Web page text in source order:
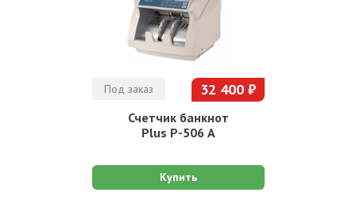
Под заказ 32 400 ₽
Счетчик банкнот
Plus P-506 А
Купить